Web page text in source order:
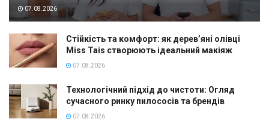
07.08.2026
Стійкість та комфорт: як дерев’яні олівці
Miss Tais створюють ідеальний макіяж
07.08.2026
Технологічний підхід до чистоти: Огляд
сучасного ринку пилососів та брендів
07.08.2026